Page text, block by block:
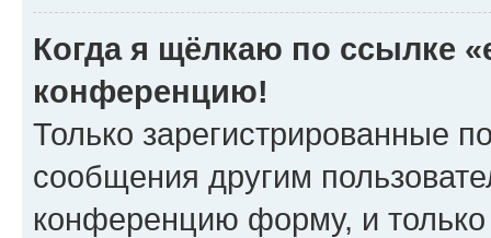
Когда я щёлкаю по ссылке
конференцию!
Только зарегистрированные
сообщения другим
конференцию форму, и